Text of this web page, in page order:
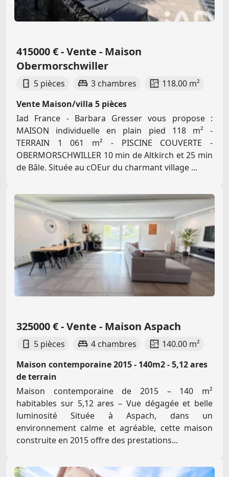
415000 € - Vente - Maison
Obermorschwiller
5 pièces 3 chambres
118.00 m²
Vente Maison/villa 5 pièces
Iad France - Barbara Gresser vous propose :
MAISON individuelle en plain pied 118 m² -
TERRAIN 1 061 m² - PISCINE COUVERTE -
OBERMORSCHWILLER 10 min de Altkirch et 25 min
de Bâle. Située au cOEur du charmant village ...
325000 € - Vente - Maison Aspach
5 pièces 4 chambres
140.00 m²
Maison contemporaine 2015 - 140m2 - 5,12 ares
de terrain
Maison contemporaine de 2015 – 140 m²
habitables sur 5,12 ares – Vue dégagée et belle
luminosité Située à Aspach, dans un
environnement calme et agréable, cette maison
construite en 2015 offre des prestations...